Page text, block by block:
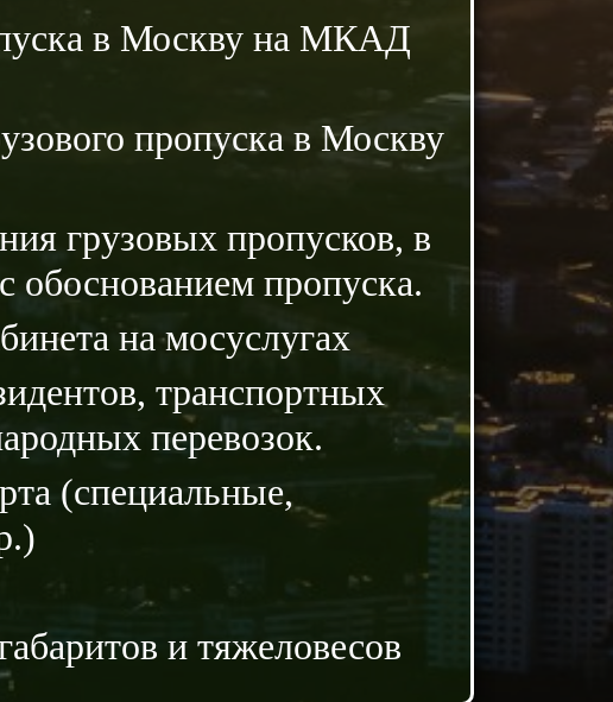
в Москву на МКАД
пропуска в Москву
грузовых пропусков, в
обоснованием пропуска.
на мосуслугах
транспортных
перевозок.
(специальные,
и тяжеловесов